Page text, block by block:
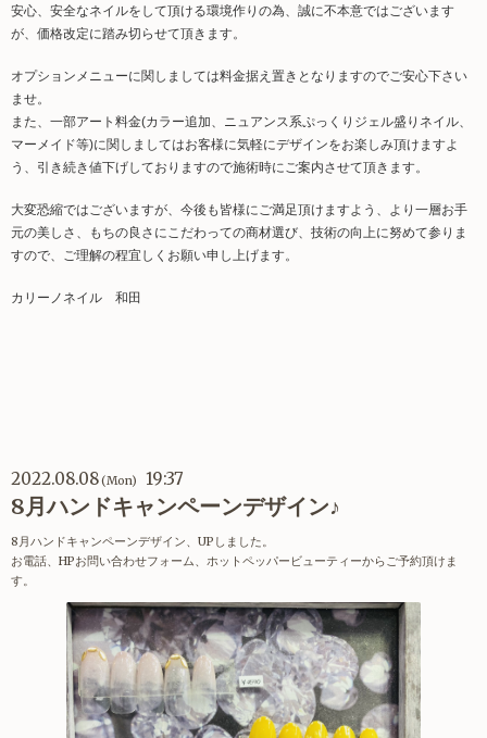
安心、安全なネイルをして頂ける環境作りの為、誠に不本意ではございます
が、価格改定に踏み切らせて頂きます。
オプションメニューに関しましては料金据え置きとなりますのでご安心下さい
ませ。
また、一部アート料金(カラー追加、ニュアンス系ぷっくりジェル盛りネイル、
マーメイド等)に関しましてはお客様に気軽にデザインをお楽しみ頂けますよ
う、引き続き値下げしておりますので施術時にご案内させて頂きます。
大変恐縮ではございますが、今後も皆様にご満足頂けますよう、より一層お手
元の美しさ、もちの良さにこだわっての商材選び、技術の向上に努めて参りま
すので、ご理解の程宜しくお願い申し上げます。
カリーノネイル 和田
2022.08.08(Mon) 19:37
8月ハンドキャンペーンデザイン♪
8月ハンドキャンペーンデザイン、UPしました。
お電話、HPお問い合わせフォーム、ホットペッパービューティーからご予約頂けま
す。